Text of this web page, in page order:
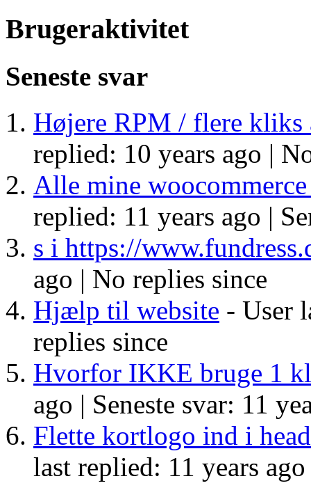
Brugeraktivitet
Seneste svar
Højere RPM / flere kliks
replied: 10 years ago |
Alle mine
replied: 11 years ago |
s i https://
ago | No replies since
Hjælp til website - User
replies since
Hvorfor IKKE bruge 1
ago | Seneste svar: 11
Flette kortlogo ind i
last replied: 11 years